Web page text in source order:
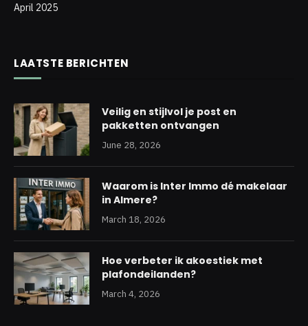
April 2025
LAATSTE BERICHTEN
Veilig en stijlvol je post en
pakketten ontvangen
June 28, 2026
Waarom is Inter Immo dé makelaar
in Almere?
March 18, 2026
Hoe verbeter ik akoestiek met
plafondeilanden?
March 4, 2026